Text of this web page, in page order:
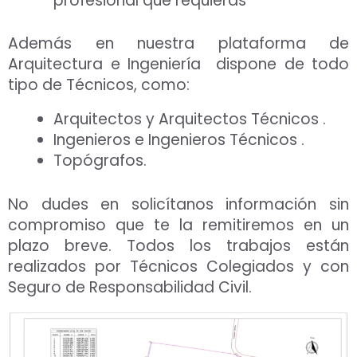
Además en nuestra plataforma de
Arquitectura e Ingeniería dispone de todo
tipo de Técnicos, como:
Arquitectos y Arquitectos Técnicos .
Ingenieros e Ingenieros Técnicos .
Topógrafos.
No dudes en solicítanos información sin
compromiso que te la remitiremos en un
plazo breve. Todos los trabajos están
realizados por Técnicos Colegiados y con
Seguro de Responsabilidad Civil.
Aceptar Política Privacidad*
Solicitar Asesoramiento